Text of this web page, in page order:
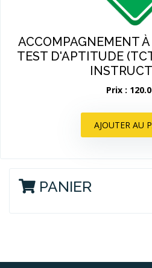
ACCOMPAGNEMENT
TEST D'APTITUDE
Prix :
AJOUTER AU
PANIER